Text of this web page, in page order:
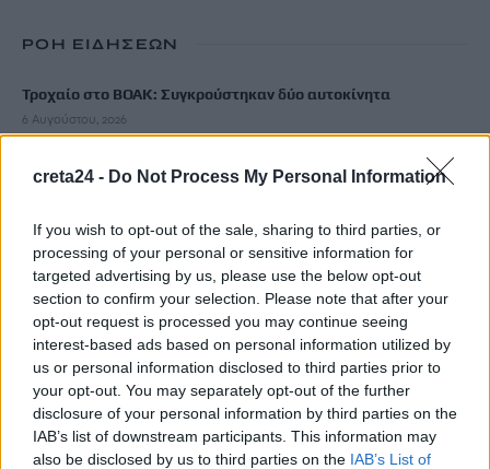
creta24 - Do Not Process My Personal Information
If you wish to opt-out of the sale, sharing to third parties, or
processing of your personal or sensitive information for
targeted advertising by us, please use the below opt-out
section to confirm your selection. Please note that after your
opt-out request is processed you may continue seeing
interest-based ads based on personal information utilized by
us or personal information disclosed to third parties prior to
your opt-out. You may separately opt-out of the further
disclosure of your personal information by third parties on the
IAB’s list of downstream participants. This information may
also be disclosed by us to third parties on the IAB’s List of
ΡΟΗ ΕΙΔΗΣΕΩΝ
Τροχαίο στο ΒΟΑΚ: Συγκρούστηκαν δύο αυτοκίνητα
6 Αυγούστου, 2026
Δασικές πυρκαγιές: Οι 6 πιο επικίνδυνες εβδομάδες
Μετά τις θερμές εντυπώσεις σε Χανιά, Ρέθυμνο και Άγιο
Νικόλαο, η «Μεσόγειος» ταξιδεύει απόψε στο Ηράκλειο
6 Αυγούστου, 2026
Ηράκλειο: Την Παρασκευή η κηδεία του γιατρού Πάνου
Μαματζάκη
6 Αυγούστου, 2026